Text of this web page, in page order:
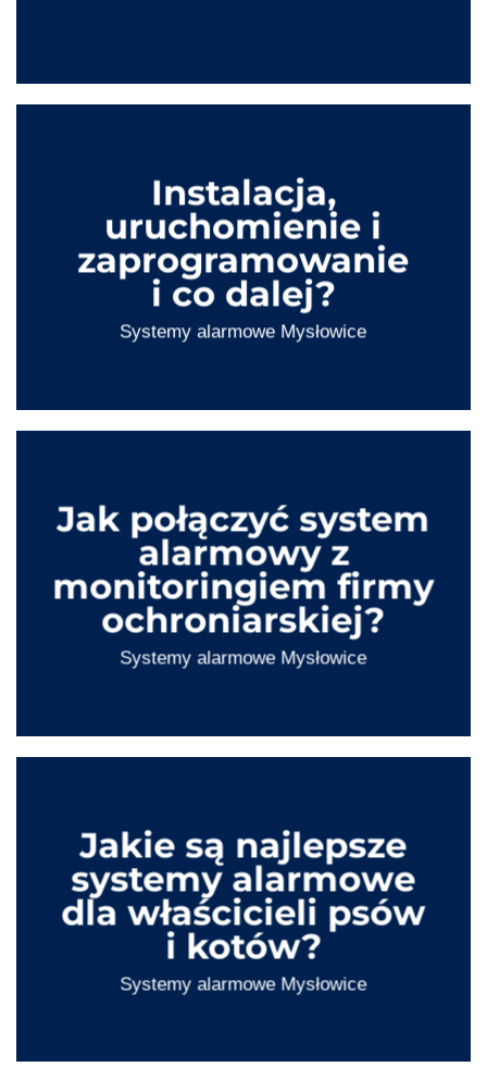
Instalacja,
uruchomienie i
zaprogramowanie
i co dalej?
Systemy alarmowe Mysłowice
Jak połączyć system
alarmowy z
monitoringiem firmy
ochroniarskiej?
Systemy alarmowe Mysłowice
Jakie są najlepsze
systemy alarmowe
dla właścicieli psów
i kotów?
Systemy alarmowe Mysłowice